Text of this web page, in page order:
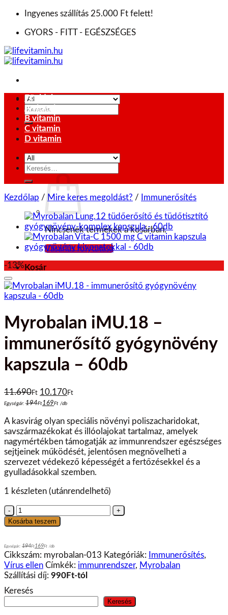
Skip
content
Ingyenes szállítás 25.000 Ft felett!
GYORS - FITT - EGÉSZSÉGES
Keresés
a
következőre:
0Ft
Nincsenek termékek a kosárban.
Vásárlás folytatása
Kosár
Főoldal
A vitamin
B vitamin
C vitamin
D vitamin
Keresés
következőre:
Kezdőlap / Mire keres megoldást? / Immunerősítés
-13%
Myrobalan iMU.18 –
immunerősítő gyógynövény
kapszula – 60db
11.690Ft Original
price
11.690Ft.
10.170FtCurrent
10.170Ft.
Egységár: 194Ft169Ft /db
A kasvirág olyan speciális növényi poliszacharidokat,
savszármazékokat és illóolajokat tartalmaz, amelyek
nagymértékben támogatják az immunrendszer egészséges
sejtjeinek működését, jelentősen megnövelheti a
szervezet védekező képességét a fertőzésekkel és a
gyulladásokkal szemben.
1 készleten (utánrendelhető)
Myrobalan
iMU.18
gyógynövény
kapszula
-
60db
mennyiség
Kosárba teszem
Egységár: 194Ft169Ft /db
Cikkszám: myrobalan-013 Kategóriák: Immunerősítés,
Vírus ellen Címkék: immunrendszer, Myrobalan
Szállítási díj: 990Ft-tól
Keresés
Keresés